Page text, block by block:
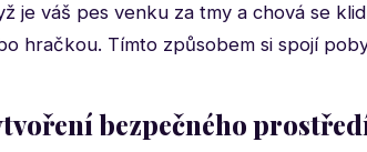
je váš pes venku za tmy a chová se
hračkou. Tímto způsobem si spojí
bezpečného